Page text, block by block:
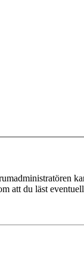
att du läst